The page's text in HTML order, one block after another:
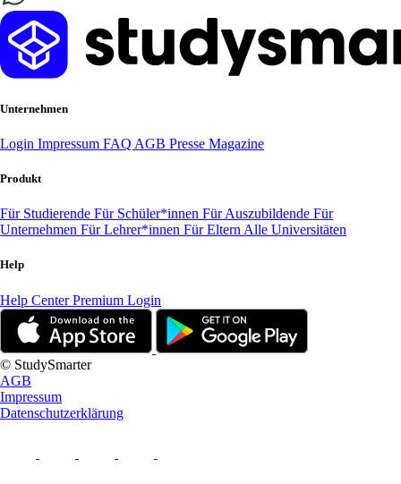
Unternehmen
Login Impressum FAQ AGB Presse Magazine
Produkt
Für Studierende Für Schüler*innen Für Auszubildende Für
Unternehmen Für Lehrer*innen Für Eltern Alle Universitäten
Help
Help CenterPremium Login
© StudySmarter
AGB
Impressum
Datenschutzerklärung